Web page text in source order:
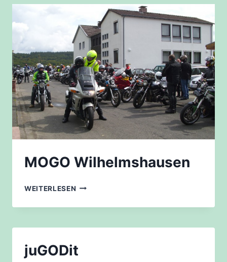
KIRCHE
KNICKHAGEN
MOGO Wilhelmshausen
WEITERLESEN MOGO
juGODit